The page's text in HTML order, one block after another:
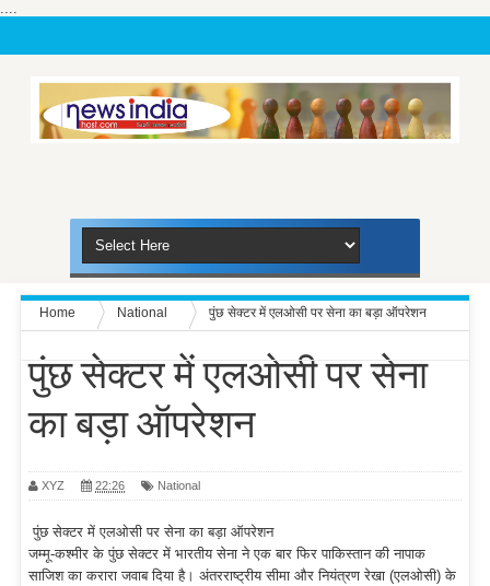
....
Home National पुंछ सेक्टर में एलओसी पर सेना का बड़ा ऑपरेशन
पुंछ सेक्टर में एलओसी पर सेना
का बड़ा ऑपरेशन
XYZ 22:26 National
पुंछ सेक्टर में एलओसी पर सेना का बड़ा ऑपरेशन
जम्मू-कश्मीर के पुंछ सेक्टर में भारतीय सेना ने एक बार फिर पाकिस्तान की नापाक
साजिश का करारा जवाब दिया है। अंतरराष्ट्रीय सीमा और नियंत्रण रेखा (एलओसी) के